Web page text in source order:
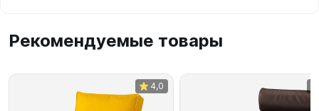
Рекомендуемые товары
4,0